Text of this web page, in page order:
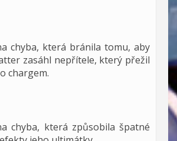
chyba, která bránila tomu, aby
zasáhl nepřítele, který přežil
chargem.
chyba, která způsobila špatné